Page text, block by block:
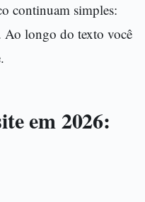
continuam simples:
Ao longo do texto você
em 2026: